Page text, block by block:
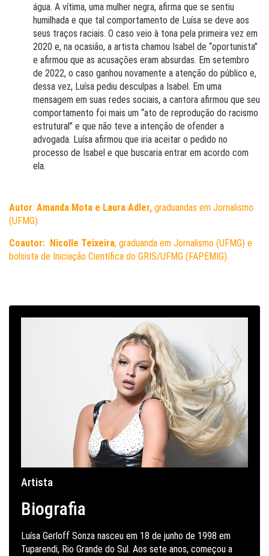
água. A vítima, uma mulher negra, afirma que se sentiu
humilhada e que tal comportamento de Luísa se deve aos
seus traços raciais. O caso veio à tona pela primeira vez em
2020 e, na ocasião, a artista chamou Isabel de “oportunista”
e afirmou que as acusações eram absurdas. Em setembro
de 2022, o caso ganhou novamente a atenção do público e,
dessa vez, Luísa pediu desculpas a Isabel. Em uma
mensagem em suas redes sociais, a cantora afirmou que seu
comportamento foi mais um “ato de reprodução do racismo
estrutural” e que não teve a intenção de ofender a
advogada. Luísa afirmou que iria aceitar o pedido no
processo de Isabel e que buscaria entrar em acordo com
ela.
Autor: Amanda Mota e Laura Adler, graduandas em Jornalismo
(UFMG).
Coautor: Nicolle Teixeira, graduanda em Jornalismo (UFMG) e
bolsista de Iniciação Científica do GRIS/UFMG (FAPEMIG).
Artista
Biografia
Luísa Gerloff Sonza nasceu em 18 de junho de 1998 em
Tuparendi, Rio Grande do Sul. Aos sete anos, começou a